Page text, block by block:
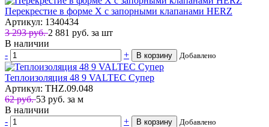
Перекрестие в форме Х с запорными клапанами HERZ
Артикул: 1340434
3 293 руб.2 881 руб. за шт
В наличии
-
+ В корзину Добавлено
Теплоизоляция 48 9 VALTEC Супер
Артикул: THZ.09.048
62 руб.53 руб. за м
В наличии
-
+ В корзину Добавлено